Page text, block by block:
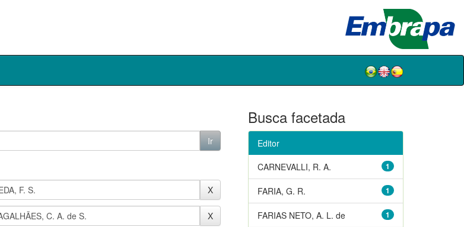
Busca facetada
Editor
1
CARNEVALLI, R. A.
1
FARIA, G. R.
1
FARIAS NETO, A. L. de